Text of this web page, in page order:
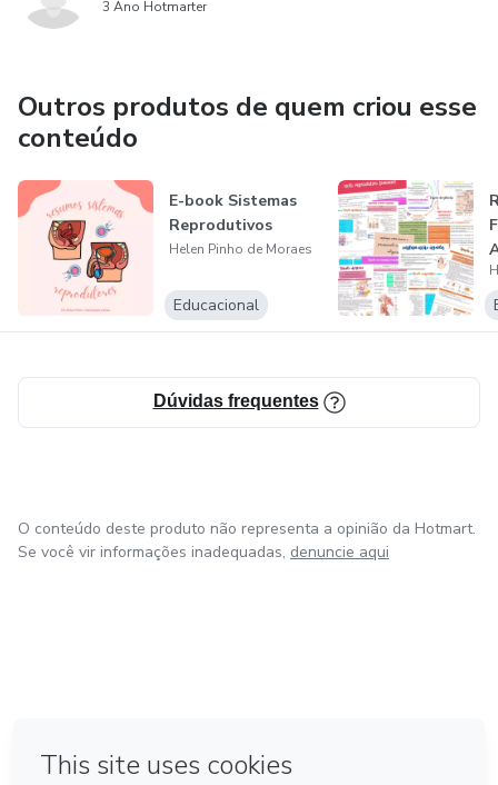
3 Ano Hotmarter
Outros produtos de quem criou esse
conteúdo
E-book Sistemas
Reprodutivos
Helen Pinho de Moraes
Educacional
Dúvidas frequentes
O conteúdo deste produto não representa a opinião da Hotmart.
Se você vir informações inadequadas, denuncie aqui
Feito com ❤ em Bogotá